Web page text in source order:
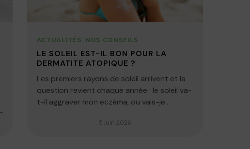
ACTUALITÉS, NOS CONSEILS
LE SOLEIL EST-IL BON POUR LA
DERMATITE ATOPIQUE ?
Les premiers rayons de soleil arrivent et la
question revient chaque année : le soleil va-
t-il aggraver mon eczéma, ou vais-je...
5 juin 2026